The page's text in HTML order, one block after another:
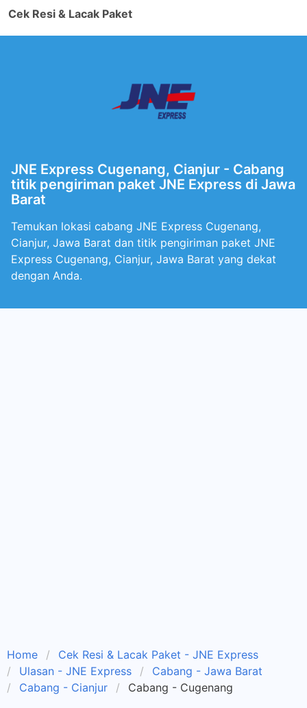
Cek Resi & Lacak Paket
JNE Express Cugenang, Cianjur - Cabang
titik pengiriman paket JNE Express di Jawa
Barat
Temukan lokasi cabang JNE Express Cugenang,
Cianjur, Jawa Barat dan titik pengiriman paket JNE
Express Cugenang, Cianjur, Jawa Barat yang dekat
dengan Anda.
Home
Cek Resi & Lacak Paket - JNE Express
Ulasan - JNE Express
Cabang - Jawa Barat
Cabang - Cianjur
Cabang - Cugenang